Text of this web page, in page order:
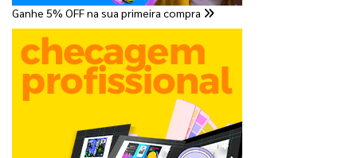
Ganhe 5% OFF na sua primeira compra